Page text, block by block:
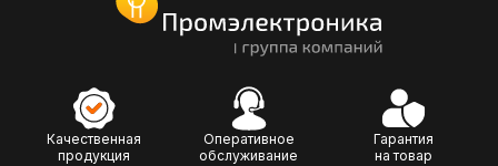
Качественная
продукция
Оперативное
обслуживание
Гарантия
на товар